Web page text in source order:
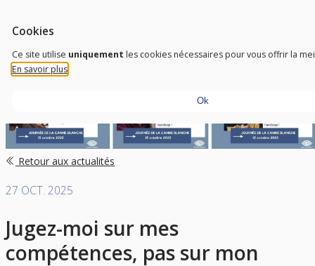
Don’t need sight, just need a vision
Retour aux actualités
27 OCT. 2025
Jugez-moi sur mes
compétences, pas sur mon
Cookies
Ce site utilise uniquement les cookies nécessaires pour vous offrir la
En savoir plus
Ok